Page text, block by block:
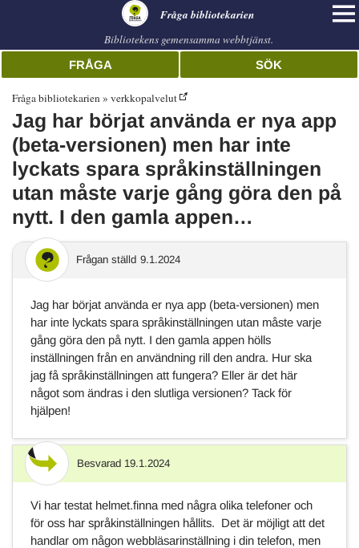
Fråga bibliotekarien
Bibliotekens gemensamma webbtjänst.
FRÅGA SÖK
Fråga bibliotekarien verkkopalvelut
Jag har börjat använda er nya app
(beta-versionen) men har inte
lyckats spara språkinställningen
utan måste varje gång göra den på
nytt. I den gamla appen…
Frågan ställd 9.1.2024
Jag har börjat använda er nya app (beta-versionen) men
har inte lyckats spara språkinställningen utan måste varje
gång göra den på nytt. I den gamla appen hölls
inställningen från en användning rill den andra. Hur ska
jag få språkinställningen att fungera? Eller är det här
något som ändras i den slutliga versionen? Tack för
hjälpen!
Svar Besvarad 19.1.2024
Vi har testat helmet.finna med några olika telefoner och
för oss har språkinställningen hållits. Det är möjligt att det
handlar om någon webbläsarinställning i din telefon, men